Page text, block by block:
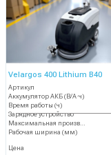
Velargos 400 Lithium B40
Артикул
Аккумулятор АКБ (В/А·ч)
Время работы (ч)
Зарядное устройство
Максимальная производительность (кв.м/час)
Рабочая ширина (мм)
Цена